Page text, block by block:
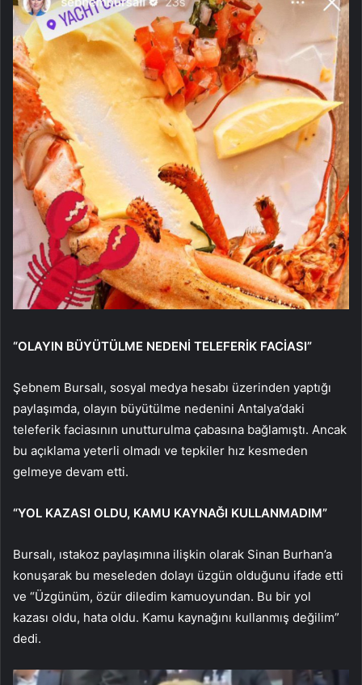
“OLAYIN BÜYÜTÜLME NEDENİ TELEFERİK FACİASI”
Şebnem Bursalı, sosyal medya hesabı üzerinden yaptığı
paylaşımda, olayın büyütülme nedenini Antalya’daki
teleferik faciasının unutturulma çabasına bağlamıştı. Ancak
bu açıklama yeterli olmadı ve tepkiler hız kesmeden
gelmeye devam etti.
“YOL KAZASI OLDU, KAMU KAYNAĞI KULLANMADIM”
Bursalı, ıstakoz paylaşımına ilişkin olarak Sinan Burhan’a
konuşarak bu meseleden dolayı üzgün olduğunu ifade etti
ve “Üzgünüm, özür diledim kamuoyundan. Bu bir yol
kazası oldu, hata oldu. Kamu kaynağını kullanmış değilim”
dedi.